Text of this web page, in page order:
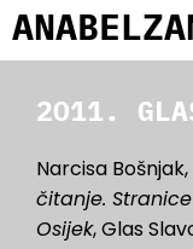
ANABEL
2011.
Narcisa Bošnjak,
čitanje.
Osijek, Glas